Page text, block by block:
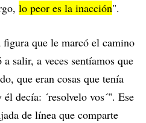
lo peor es la inacción".
figura que le marcó el camino
salir, a veces sentíamos que
que eran cosas que tenía
decía: ´resolvelo vos´". Ese
de línea que comparte